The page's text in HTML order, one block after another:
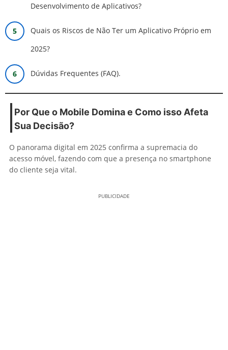
Desenvolvimento de Aplicativos?
Quais os Riscos de Não Ter um Aplicativo Próprio em
2025?
Dúvidas Frequentes (FAQ).
Por Que o Mobile Domina e Como isso Afeta
Sua Decisão?
O panorama digital em 2025 confirma a supremacia do
acesso móvel, fazendo com que a presença no smartphone
do cliente seja vital.
PUBLICIDADE